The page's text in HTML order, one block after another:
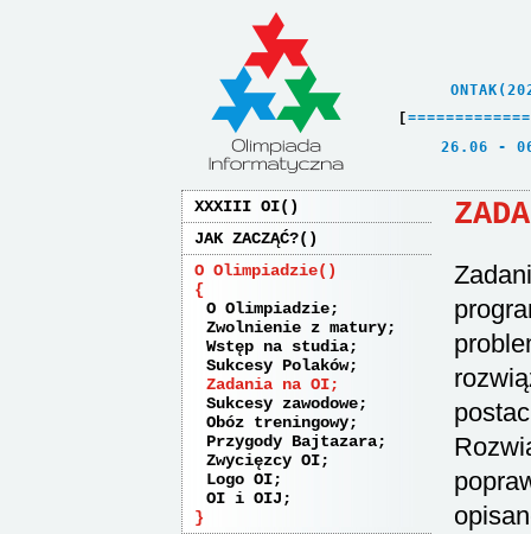
[ =============
26.06
XXXIII OI
JAK ZACZĄĆ?
O Olimpiadzie
O Olimpiadzie
Zwolnienie z matury
Wstęp na studia
Sukcesy Polaków
Zadania na OI
Sukcesy zawodowe
Obóz treningowy
Przygody Bajtazara
Zwycięzcy OI
Logo OI
OI i OIJ